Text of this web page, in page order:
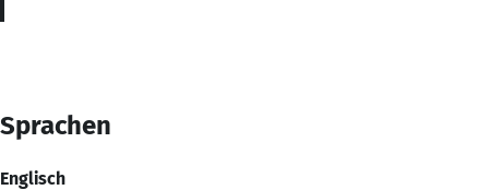
Sprachen
Englisch